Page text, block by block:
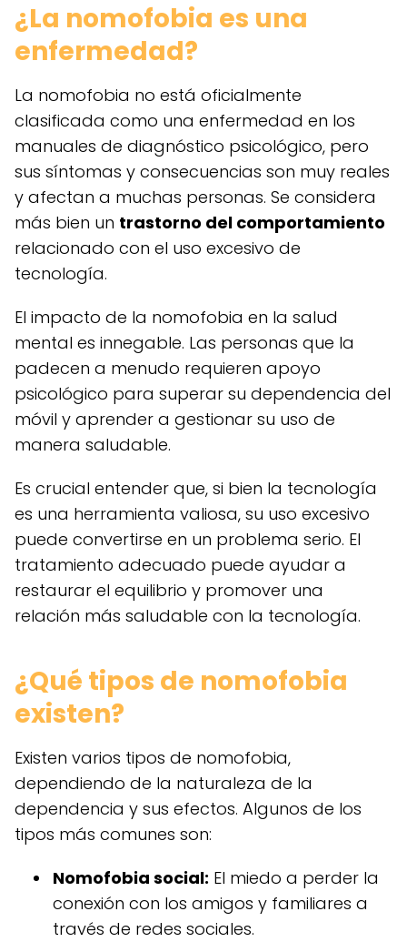
¿La nomofobia es una
enfermedad?
La nomofobia no está oficialmente
clasificada como una enfermedad en los
manuales de diagnóstico psicológico, pero
sus síntomas y consecuencias son muy reales
y afectan a muchas personas. Se considera
más bien un trastorno del comportamiento
relacionado con el uso excesivo de
tecnología.
El impacto de la nomofobia en la salud
mental es innegable. Las personas que la
padecen a menudo requieren apoyo
psicológico para superar su dependencia del
móvil y aprender a gestionar su uso de
manera saludable.
Es crucial entender que, si bien la tecnología
es una herramienta valiosa, su uso excesivo
puede convertirse en un problema serio. El
tratamiento adecuado puede ayudar a
restaurar el equilibrio y promover una
relación más saludable con la tecnología.
¿Qué tipos de nomofobia
existen?
Existen varios tipos de nomofobia,
dependiendo de la naturaleza de la
dependencia y sus efectos. Algunos de los
tipos más comunes son:
Nomofobia social: El miedo a perder la
conexión con los amigos y familiares a
través de redes sociales.